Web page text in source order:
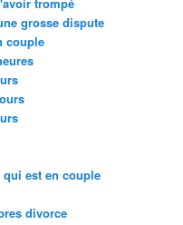
grosse dispute
couple
est en couple
divorce